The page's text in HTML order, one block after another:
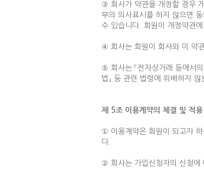
③ 회사가 약관을 개정할 경우
부의 의사표시를 하지 않으면
수 있습니다. 회원이 개정약관
④ 회사는 회원이 회사와 이 약
⑤ 회사는 「전자상거래 등에서의
법」 등 관련 법령에 위배하지
제 5조 이용계약의 체결 및 적용
① 이용계약은 회원이 되고자 하
다.
② 회사는 가입신청자의 신청에